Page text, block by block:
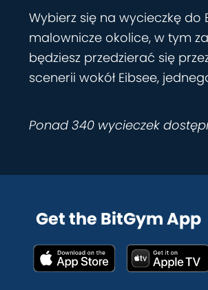
Wybierz się na wycieczkę
malownicze okolice, w tym
będziesz przedzierać się
scenerii wokół Eibsee,
Ponad 340 wycieczek
Get the BitGym App